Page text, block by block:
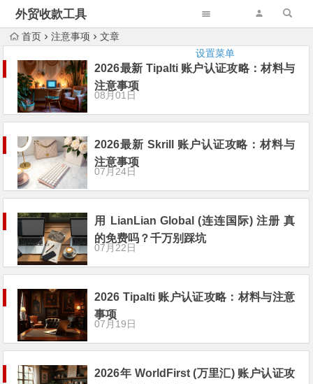
外贸收款工具
设置菜单
首页 注意事项 文章
2026最新 Tipalti 账户认证攻略：材料与
注意事项
08月01日
2026最新 Skrill 账户认证攻略：材料与
注意事项
07月24日
用 LianLian Global (连连国际) 注册 真
的免费吗？千万别踩坑
07月22日
2026 Tipalti 账户认证攻略：材料与注意
事项
07月19日
2026年 WorldFirst (万里汇) 账户认证攻